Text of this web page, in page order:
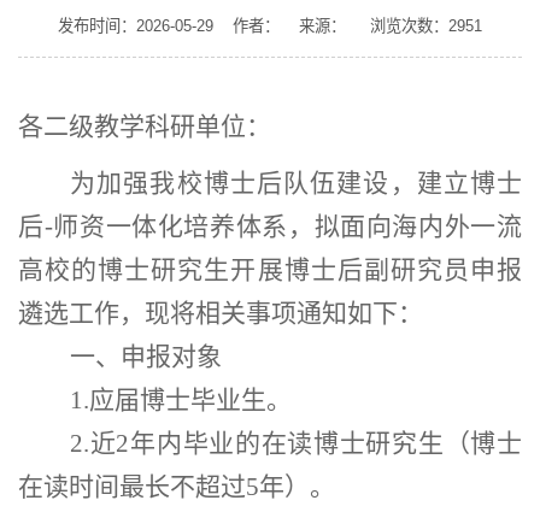
发布时间：2026-05-29 作者： 来源： 浏览次数： 2951
各二级教学科研单位：
为加强我校博士后队伍建设，建立博士
后-师资一体化培养体系，拟面向海内外一流
高校的博士研究生开展博士后副研究员申报
遴选工作，现将相关事项通知如下：
一、申报对象
1.应届博士毕业生。
2.近2年内毕业的在读博士研究生（博士
在读时间最长不超过5年）。